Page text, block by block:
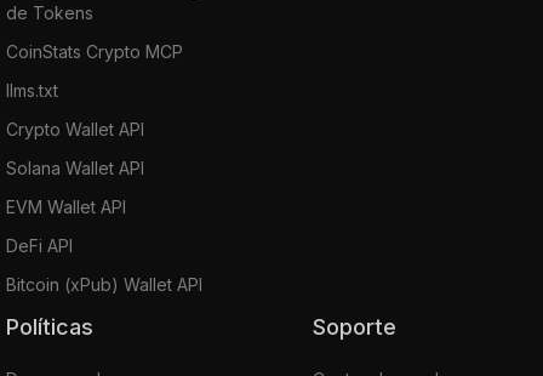
de Tokens
CoinStats Crypto MCP
llms.txt
Crypto Wallet API
Solana Wallet API
EVM Wallet API
DeFi API
Bitcoin (xPub) Wallet API
Políticas Soporte